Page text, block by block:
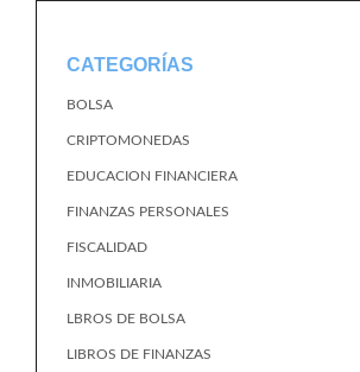
CATEGORÍAS
BOLSA
CRIPTOMONEDAS
EDUCACION FINANCIERA
FINANZAS PERSONALES
FISCALIDAD
INMOBILIARIA
LBROS DE BOLSA
LIBROS DE FINANZAS